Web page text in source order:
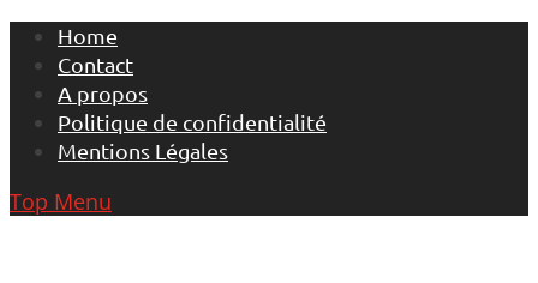
Skip
content
Home
Contact
A propos
Politique de confidentialité
Mentions Légales
Top Menu